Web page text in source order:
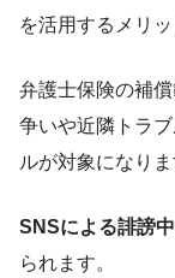
を活用するメリッ
弁護士保険の補
争いや近隣トラ
ルが対象になりま
SNSによる誹謗
られます。